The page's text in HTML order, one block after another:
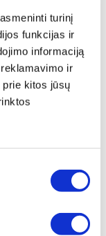
turinį
funkcijas ir
informaciją
ir
kitos jūsų
detaliau